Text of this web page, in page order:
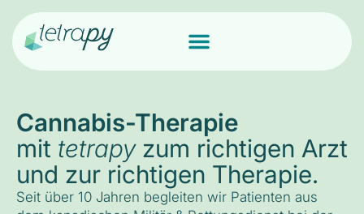
Cannabis-Therapie
mit tetrapyzum richtigen Arzt
und zur richtigen Therapie.
Seit über 10 Jahren begleiten wir Patienten aus